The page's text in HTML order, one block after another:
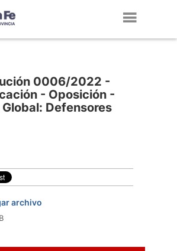
0006/2022 -
- Oposición -
Defensores
archivo